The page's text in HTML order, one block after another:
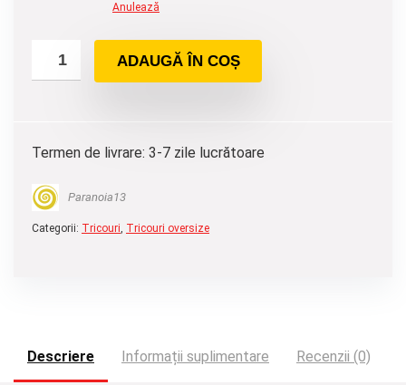
Anulează
ADAUGĂ ÎN COȘ
Termen de livrare: 3-7 zile lucrătoare
Paranoia13
Categorii: Tricouri, Tricouri oversize
Descriere Informații suplimentare Recenzii (0)